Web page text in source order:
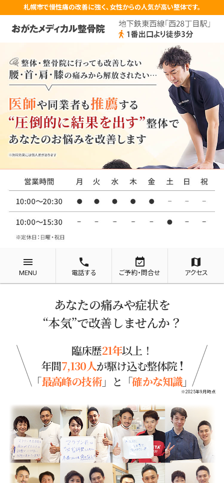
札幌市で慢性痛の改善に強く、女性からの人気が高い整体です。
menu
MENU
phone
電話する
event_available
ご予約・問合せ
map
アクセス
あなたの痛みや症状を
“本気”で改善しませんか？
臨床歴21年以上！
年間7,130人が駆け込む整体院 !
「最高峰の技術」 と 「確かな知識 」
※2025年9月時点